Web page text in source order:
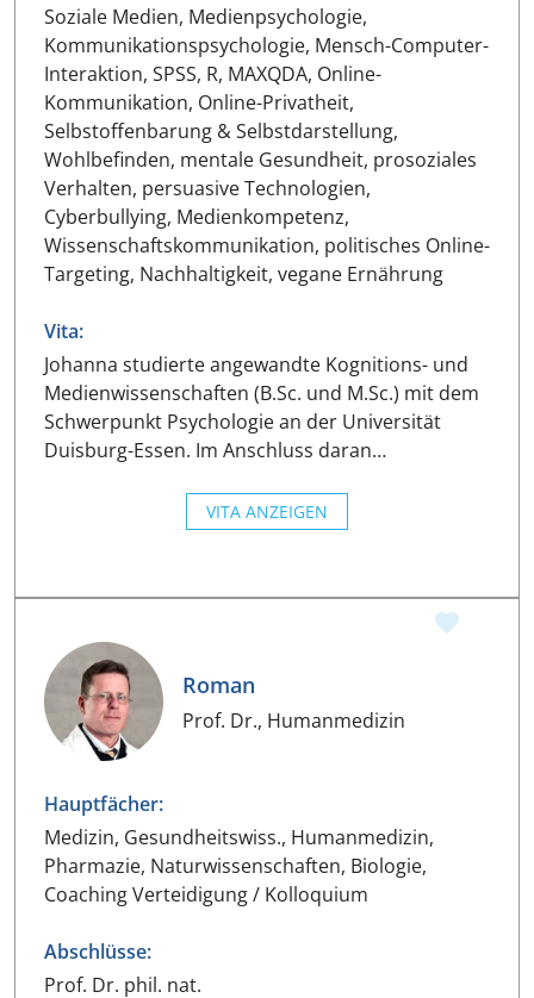
Soziale Medien, Medienpsychologie,
Kommunikationspsychologie, Mensch-Computer-
Interaktion, SPSS, R, MAXQDA, Online-
Kommunikation, Online-Privatheit,
Selbstoffenbarung & Selbstdarstellung,
Wohlbefinden, mentale Gesundheit, prosoziales
Verhalten, persuasive Technologien,
Cyberbullying, Medienkompetenz,
Wissenschaftskommunikation, politisches Online-
Targeting, Nachhaltigkeit, vegane Ernährung
Vita:
Johanna studierte angewandte Kognitions- und
Medienwissenschaften (B.Sc. und M.Sc.) mit dem
Schwerpunkt Psychologie an der Universität
Duisburg-Essen. Im Anschluss daran…
VITA ANZEIGEN
Roman
Prof. Dr., Humanmedizin
Hauptfächer:
Medizin, Gesundheitswiss., Humanmedizin,
Pharmazie, Naturwissenschaften, Biologie,
Coaching Verteidigung / Kolloquium
Abschlüsse:
Prof. Dr. phil. nat.